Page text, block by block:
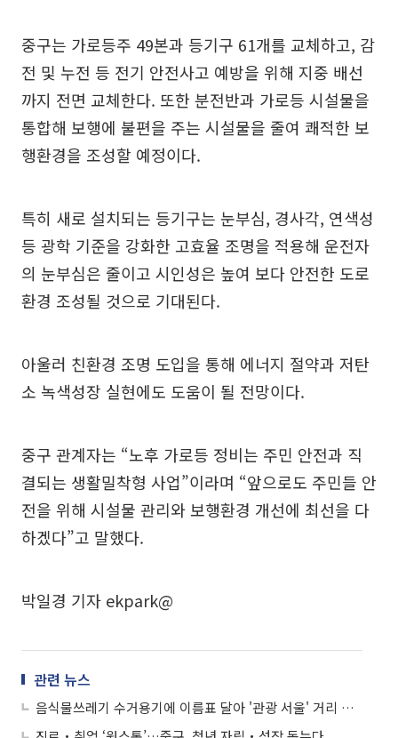
중구는 가로등주 49본과 등기구 61개를 교체하고, 감
전 및 누전 등 전기 안전사고 예방을 위해 지중 배선
까지 전면 교체한다. 또한 분전반과 가로등 시설물을
통합해 보행에 불편을 주는 시설물을 줄여 쾌적한 보
행환경을 조성할 예정이다.
특히 새로 설치되는 등기구는 눈부심, 경사각, 연색성
등 광학 기준을 강화한 고효율 조명을 적용해 운전자
의 눈부심은 줄이고 시인성은 높여 보다 안전한 도로
환경 조성될 것으로 기대된다.
아울러 친환경 조명 도입을 통해 에너지 절약과 저탄
소 녹색성장 실현에도 도움이 될 전망이다.
중구 관계자는 “노후 가로등 정비는 주민 안전과 직
결되는 생활밀착형 사업”이라며 “앞으로도 주민들 안
전을 위해 시설물 관리와 보행환경 개선에 최선을 다
하겠다”고 말했다.
박일경 기자 ekpark@
관련 뉴스
음식물쓰레기 수거용기에 이름표 달아 '관광 서울' 거리 미관 잡는다